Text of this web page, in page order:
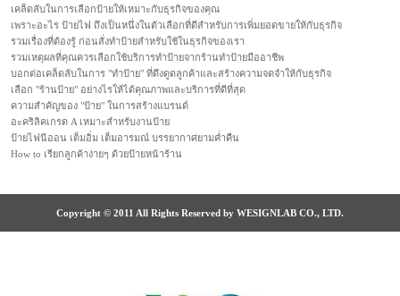
เคล็ดลับในการเลือกป้ายให้เหมาะกับธุรกิจของคุณ
เพราะอะไร ป้ายไฟ ถึงเป็นหนึ่งในตัวเลือกที่ดีสำหรับการเพิ่มยอดขายให้กับธุรกิจ
รวมเรื่องที่ต้องรู้ ก่อนสั่งทำป้ายสำหรับใช้ในธุรกิจของเรา
รวมเหตุผลที่คุณควรเลือกใช้บริการทำป้ายจากร้านทำป้ายมืออาชีพ
บอกต่อเคล็ดลับในการ "ทำป้าย" ที่ดึงดูดลูกค้าและสร้างความจดจำให้กับธุรกิจ
เลือก "ร้านป้าย" อย่างไรให้ได้คุณภาพและบริการที่ดีที่สุด
ความสำคัญของ "ป้าย" ในการสร้างแบรนด์
อะคริลิคเกรด A เหมาะสำหรับงานป้าย
ป้ายไฟนีออน เต็มอิ่ม เต็มอารมณ์ บรรยากาศยามค่ำคืน
How to เรียกลูกค้าง่ายๆ ด้วยป้ายหน้าร้าน
Copyright © 2011 All Rights Reserved by WESIGNLAB CO., LTD.